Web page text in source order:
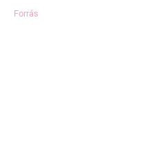
Forrás